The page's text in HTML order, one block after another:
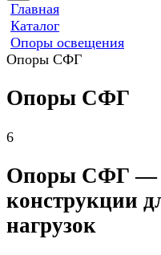
Главная
Каталог
Опоры освещения
Опоры СФГ
Опоры СФГ
6
Опоры СФГ —
конструкции
нагрузок